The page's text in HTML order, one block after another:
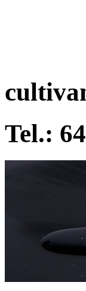
Tel.: